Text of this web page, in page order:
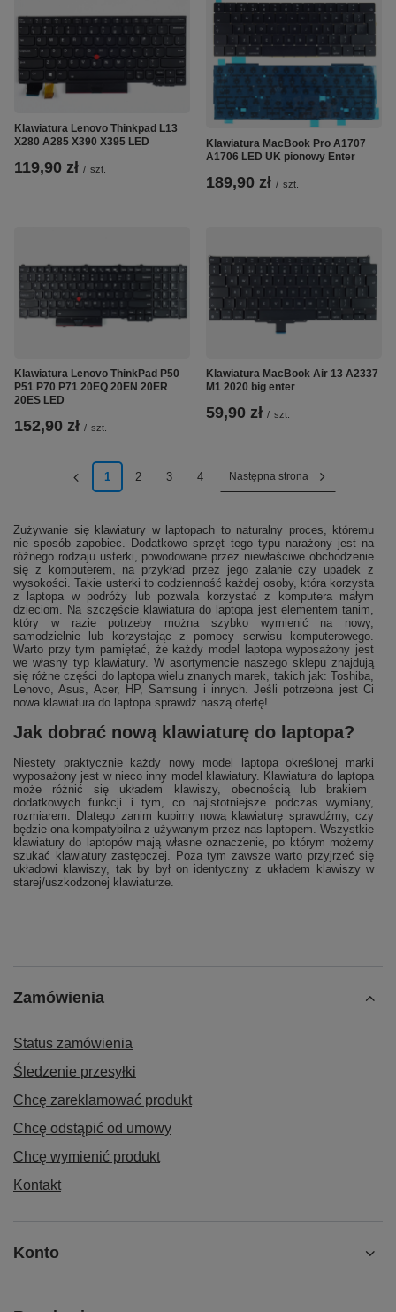
Klawiatura Lenovo Thinkpad L13
X280 A285 X390 X395 LED
119,90 zł / szt.
Klawiatura MacBook Pro A1707
A1706 LED UK pionowy Enter
189,90 zł / szt.
Klawiatura Lenovo ThinkPad P50
P51 P70 P71 20EQ 20EN 20ER
20ES LED
152,90 zł / szt.
Klawiatura MacBook Air 13 A2337
M1 2020 big enter
59,90 zł / szt.
1 2 3 4 Następna strona
Zużywanie się klawiatury w laptopach to naturalny proces, któremu
nie sposób zapobiec. Dodatkowo sprzęt tego typu narażony jest na
różnego rodzaju usterki, powodowane przez niewłaściwe obchodzenie
się z komputerem, na przykład przez jego zalanie czy upadek z
wysokości. Takie usterki to codzienność każdej osoby, która korzysta
z laptopa w podróży lub pozwala korzystać z komputera małym
dzieciom. Na szczęście klawiatura do laptopa jest elementem tanim,
który w razie potrzeby można szybko wymienić na nowy,
samodzielnie lub korzystając z pomocy serwisu komputerowego.
Warto przy tym pamiętać, że każdy model laptopa wyposażony jest
we własny typ klawiatury. W asortymencie naszego sklepu znajdują
się różne części do laptopa wielu znanych marek, takich jak: Toshiba,
Lenovo, Asus, Acer, HP, Samsung i innych. Jeśli potrzebna jest Ci
nowa klawiatura do laptopa sprawdź naszą ofertę!
Jak dobrać nową klawiaturę do laptopa?
Niestety praktycznie każdy nowy model laptopa określonej marki
wyposażony jest w nieco inny model klawiatury. Klawiatura do laptopa
może różnić się układem klawiszy, obecnością lub brakiem
dodatkowych funkcji i tym, co najistotniejsze podczas wymiany,
rozmiarem. Dlatego zanim kupimy nową klawiaturę sprawdźmy, czy
będzie ona kompatybilna z używanym przez nas laptopem. Wszystkie
klawiatury do laptopów mają własne oznaczenie, po którym możemy
szukać klawiatury zastępczej. Poza tym zawsze warto przyjrzeć się
układowi klawiszy, tak by był on identyczny z układem klawiszy w
starej/uszkodzonej klawiaturze.
Zamówienia
Status zamówienia
Śledzenie przesyłki
Chcę zareklamować produkt
Chcę odstąpić od umowy
Chcę wymienić produkt
Kontakt
Konto